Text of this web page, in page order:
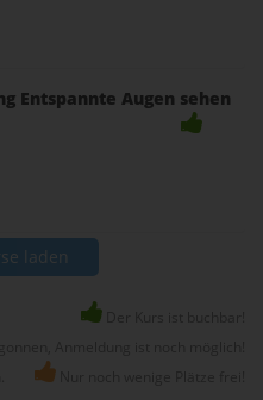
Entspannte Augen sehen
laden